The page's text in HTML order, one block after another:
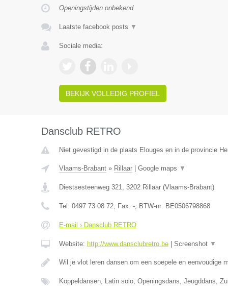
Openingstijden onbekend
Laatste facebook posts ▼
Sociale media:
BEKIJK VOLLEDIG PROFIEL
Dansclub RETRO
Niet gevestigd in de plaats Elouges en in de provincie
Vlaams-Brabant» Rillaar| Google maps ▼
Diestsesteenweg 321, 3202 Rillaar(Vlaams-Brabant)
Tel: 0497 73 08 72, Fax: -, BTW-nr: BE0506798868
E-mail › Dansclub RETRO
Website: http://www.dansclubretro.be| Screenshot ▼
Wil je vlot leren dansen om een soepele en eenvoudige
Koppeldansen, Latin solo, Openingsdans, Jeugddans,